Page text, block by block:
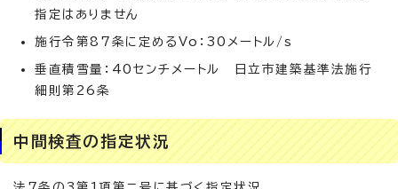
指定はありません
施行令第87条に定めるVo：30メートル/s
垂直積雪量：40センチメートル 日立市建築基準法施行
細則第26条
中間検査の指定状況